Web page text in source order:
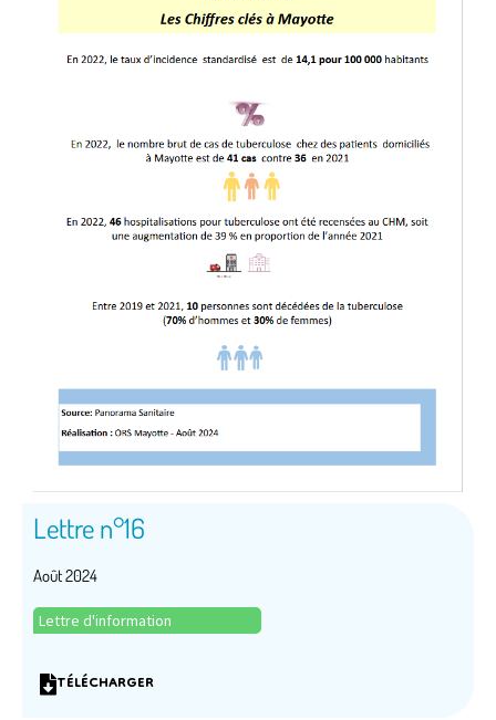
Lettre n°16
Août 2024
Lettre d'information
TÉLÉCHARGER